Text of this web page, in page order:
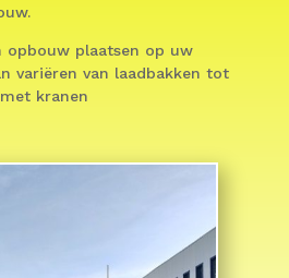
opbouw plaatsen op uw
variëren van laadbakken tot
kranen